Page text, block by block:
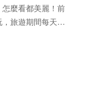
麼看都美麗！前
旅遊期間每天三
戲開拍之前，她
的就是章家瑄X